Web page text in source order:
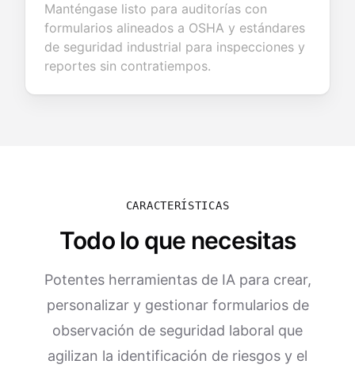
Manténgase listo para auditorías con
formularios alineados a OSHA y estándares
de seguridad industrial para inspecciones y
reportes sin contratiempos.
CARACTERÍSTICAS
Todo lo que necesitas
Potentes herramientas de IA para crear,
personalizar y gestionar formularios de
observación de seguridad laboral que
agilizan la identificación de riesgos y el